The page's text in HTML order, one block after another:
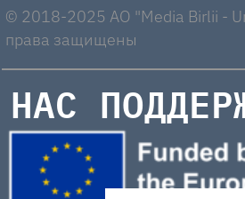
© 2018-2025 AO "Media Birlii -
права защищены
НАС